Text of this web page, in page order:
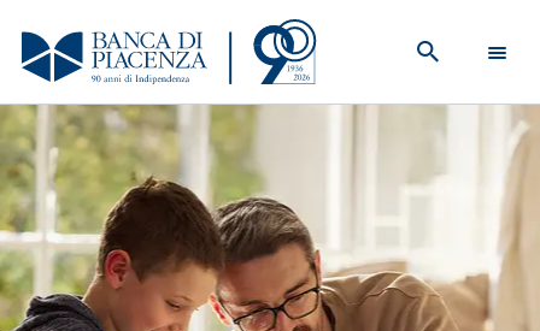
contenuto
principale